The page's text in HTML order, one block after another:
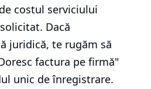
costul serviciului
Dacă
juridică, te rugăm să
factura pe firmă"
unic de înregistrare.